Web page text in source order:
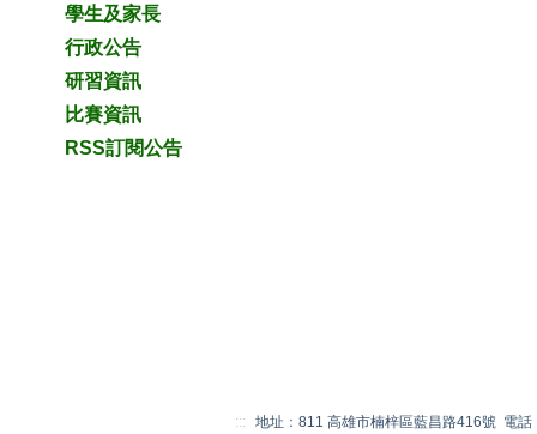
學生及家長
行政公告
研習資訊
比賽資訊
RSS訂閱公告
:::
地址：811 高雄市楠梓區藍昌路416號 電